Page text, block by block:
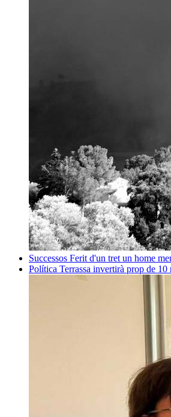
Successos Ferit d'un tret un home
Política Terrassa invertirà prop de